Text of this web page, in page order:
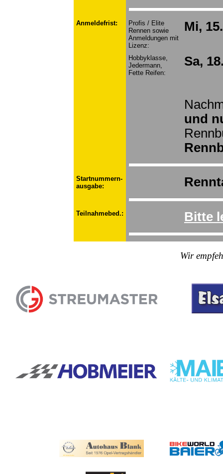
Anmeldefrist:
Profis / Elite
Rennen sowie
Anmeldungen mit
Lizenz:
Mi,
Hobbyklasse,
Jedermann,
Fette Reifen:
Sa,
und
Startnummern-
ausgabe:
Teilnahmebed.: Bitte
Wir